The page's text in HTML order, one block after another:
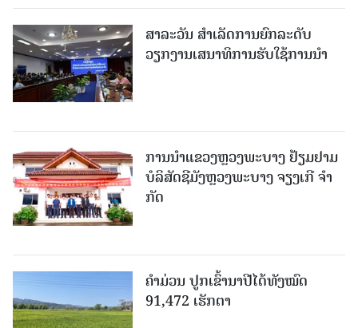
ສາລະວັນ ສໍາເລັດການຍົກລະດັບ
ວຽກງານເສນາທິການຮັບໃຊ້ການນໍາ
ການນຳແຂວງຫຼວງພະບາງ ຢ້ຽມ​ຢາມ
ບໍ​ລິ​ສັດຊີມັງຫຼວງພະບາງ ຈຽງເກີ ຈໍາ
ກັດ
ຄໍາມ່ວນ ປູກເຂົ້ານາປີໄດ້ທັງໝົດ
91,472 ເຮັກຕາ